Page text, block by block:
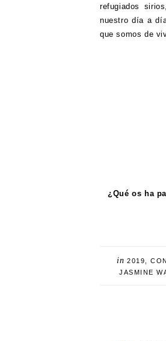
refugiados
nuestro día a
que somos de
¿Qué os ha
in 2019 ,
JASMINE